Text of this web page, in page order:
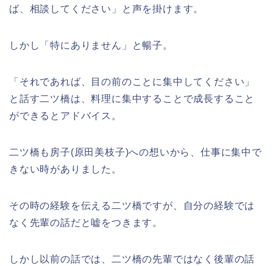
ば、相談してください」と声を掛けます。
しかし「特にありません」と暢子。
「それであれば、目の前のことに集中してください」
と話す二ツ橋は、料理に集中することで成長すること
ができるとアドバイス。
二ツ橋も房子(原田美枝子)への想いから、仕事に集中で
きない時がありました。
その時の経験を伝える二ツ橋ですが、自分の経験では
なく先輩の話だと嘘をつきます。
しかし以前の話では、二ツ橋の先輩ではなく後輩の話